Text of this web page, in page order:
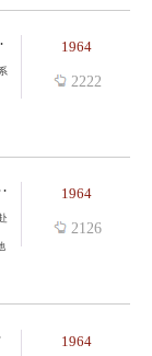
1964
2222
果园
1964
2126
一首）
1964
情